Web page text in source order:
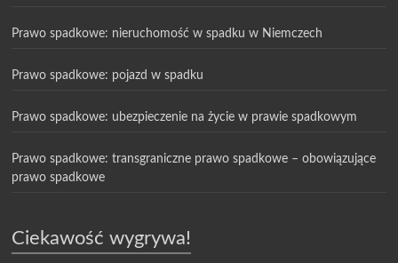
Prawo spadkowe: nieruchomość w spadku w Niemczech
Prawo spadkowe: pojazd w spadku
Prawo spadkowe: ubezpieczenie na życie w prawie spadkowym
Prawo spadkowe: transgraniczne prawo spadkowe – obowiązujące
prawo spadkowe
Ciekawość wygrywa!